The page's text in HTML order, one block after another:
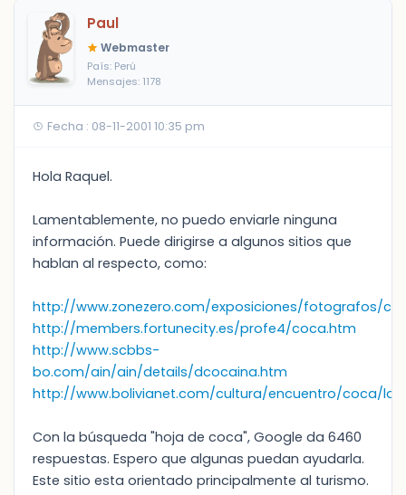
Paul
Webmaster
País: Perú
Mensajes: 1178
Fecha : 08-11-2001 10:35 pm
Hola Raquel.
Lamentablemente, no puedo enviarle ninguna
información. Puede dirigirse a algunos sitios que
hablan al respecto, como:
http://www.zonezero.com/exposiciones/fotografos/
http://members.fortunecity.es/profe4/coca.htm
http://www.scbbs-
bo.com/ain/ain/details/dcocaina.htm
http://www.bolivianet.com/cultura/encuentro/coca/
Con la búsqueda "hoja de coca", Google da 6460
respuestas. Espero que algunas puedan ayudarla.
Este sitio esta orientado principalmente al turismo.